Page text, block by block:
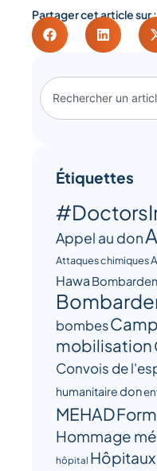
Partager cet article sur :
Étiquettes
Appel au don
Attaques chimiques
Hawa
bombes
mobilisation
Convois de
humanitairedon
MEHAD
Hommage
hôpital Hôpitaux